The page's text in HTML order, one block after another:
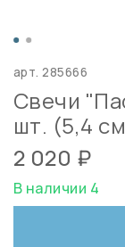
арт.285666
Свечи
шт. (5,4
2 020 ₽
В наличии 4